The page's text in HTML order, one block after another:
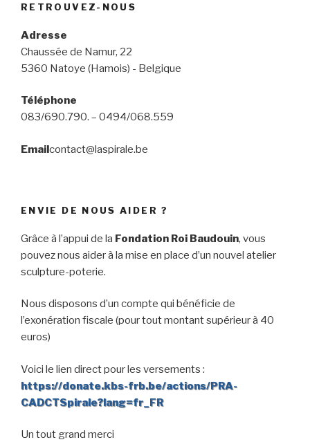
RETROUVEZ-NOUS
Adresse
Chaussée de Namur, 22
5360 Natoye (Hamois) - Belgique
Téléphone
083/690.790. – 0494/068.559
Emailcontact@laspirale.be
ENVIE DE NOUS AIDER ?
Grâce à l’appui de la Fondation Roi Baudouin, vous
pouvez nous aider à la mise en place d’un nouvel atelier
sculpture-poterie.
Nous disposons d’un compte qui bénéficie de
l’exonération fiscale (pour tout montant supérieur à 40
euros)
Voici le lien direct pour les versements :
https://donate.kbs-frb.be/actions/PRA-
CADCTSpirale?lang=fr_FR
Un tout grand merci